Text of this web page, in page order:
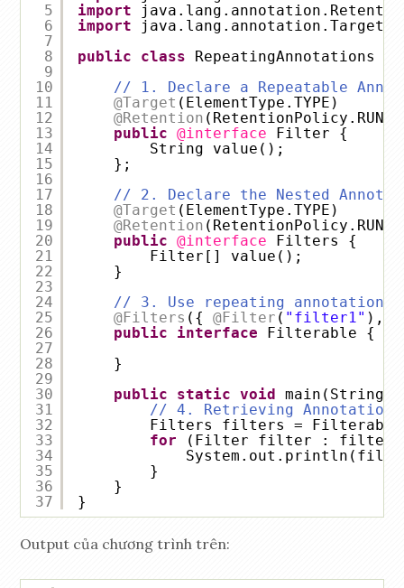
5
6
7
8
9
10
11
12
13
14
15
16
17
18
19
20
21
22
23
24
25
26
27
28
29
30
31
32
33
34
35
36
37
import
import
java.lang.annotation.Target;
public
class
RepeatingAnnotations {
// 1. Declare a Repeatable
@Target (ElementType.TYPE)
@Retention
public @interface
Filter {
String value();
};
// 2. Declare the Nested
@Target (ElementType.TYPE)
@Retention
public @interface
Filters {
Filter[] value();
}
// 3. Use repeating annotations
@Filters ({ @Filter ( "filter1" ),
public
interface
Filterable {
}
public
static void
// 4. Retrieving
Filters filters =
for
(Filter filter :
}
}
}
Output của chương trình trên: